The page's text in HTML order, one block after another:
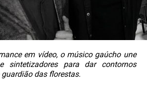
em vídeo, o músico gaúcho une
sintetizadores para dar contornos
das florestas.